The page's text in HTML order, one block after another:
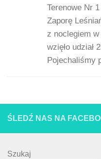
Terenowe Nr
Zaporę
z noclegiem
wzięło udział
Pojechaliśmy
ŚLEDŹ NAS NA
Szukaj